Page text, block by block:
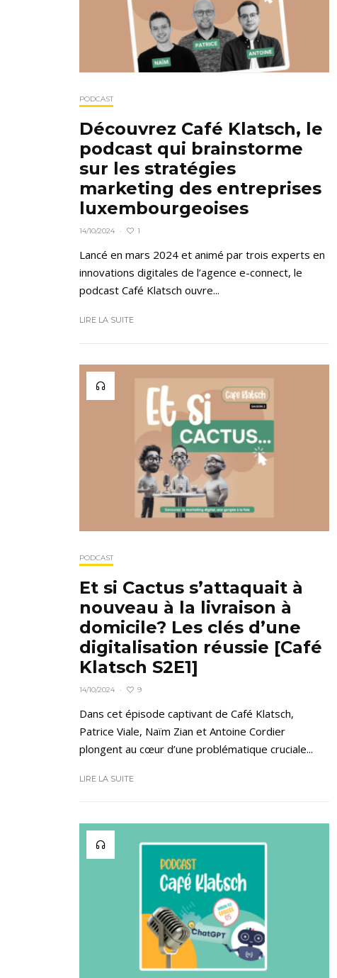
PODCAST
Découvrez Café Klatsch, le
podcast qui brainstorme
sur les stratégies
marketing des entreprises
luxembourgeoises
14/10/2024 · 1
Lancé en mars 2024 et animé par trois experts en
innovations digitales de l’agence e-connect, le
podcast Café Klatsch ouvre...
LIRE LA SUITE
PODCAST
Et si Cactus s’attaquait à
nouveau à la livraison à
domicile? Les clés d’une
digitalisation réussie [Café
Klatsch S2E1]
14/10/2024 · 9
Dans cet épisode captivant de Café Klatsch,
Patrice Viale, Naïm Zian et Antoine Cordier
plongent au cœur d’une problématique cruciale...
LIRE LA SUITE